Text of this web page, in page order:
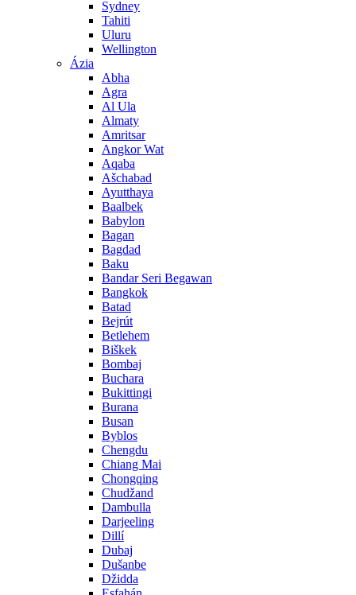
Sydney
Tahiti
Uluru
Wellington
Ázia
Abha
Agra
Al Ula
Almaty
Amritsar
Angkor Wat
Aqaba
Ašchabad
Ayutthaya
Baalbek
Babylon
Bagan
Bagdad
Baku
Bandar Seri Begawan
Bangkok
Batad
Bejrút
Betlehem
Biškek
Bombaj
Buchara
Bukittingi
Burana
Busan
Byblos
Chengdu
Chiang Mai
Chongqing
Chudžand
Dambulla
Darjeeling
Dillí
Dubaj
Dušanbe
Džidda